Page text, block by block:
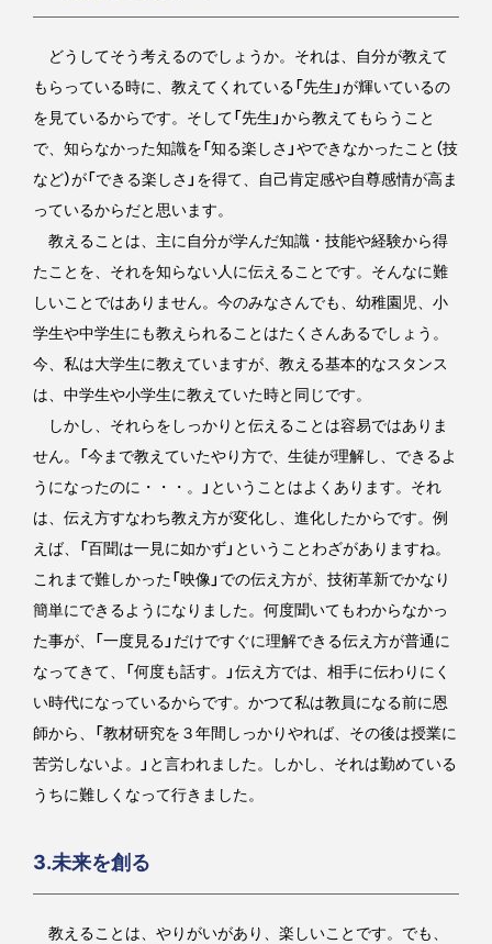
どうしてそう考えるのでしょうか。それは、自分が教えて
もらっている時に、教えてくれている「先生」が輝いているの
を見ているからです。そして「先生」から教えてもらうこと
で、知らなかった知識を「知る楽しさ」やできなかったこと（技
など）が「できる楽しさ」を得て、自己肯定感や自尊感情が高ま
っているからだと思います。
教えることは、主に自分が学んだ知識・技能や経験から得
たことを、それを知らない人に伝えることです。そんなに難
しいことではありません。今のみなさんでも、幼稚園児、小
学生や中学生にも教えられることはたくさんあるでしょう。
今、私は大学生に教えていますが、教える基本的なスタンス
は、中学生や小学生に教えていた時と同じです。
しかし、それらをしっかりと伝えることは容易ではありま
せん。「今まで教えていたやり方で、生徒が理解し、できるよ
うになったのに・・・。」ということはよくあります。それ
は、伝え方すなわち教え方が変化し、進化したからです。例
えば、「百聞は一見に如かず」ということわざがありますね。
これまで難しかった「映像」での伝え方が、技術革新でかなり
簡単にできるようになりました。何度聞いてもわからなかっ
た事が、「一度見る」だけですぐに理解できる伝え方が普通に
なってきて、「何度も話す。」伝え方では、相手に伝わりにく
い時代になっているからです。かつて私は教員になる前に恩
師から、「教材研究を３年間しっかりやれば、その後は授業に
苦労しないよ。」と言われました。しかし、それは勤めている
うちに難しくなって行きました。
3.未来を創る
教えることは、やりがいがあり、楽しいことです。でも、